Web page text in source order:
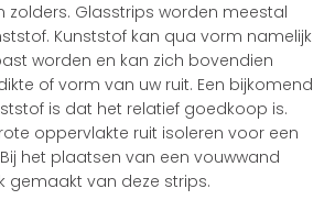
zolders. Glasstrips worden meestal
Kunststof kan qua vorm namelijk
worden en kan zich bovendien
of vorm van uw ruit. Een bijkomend
is dat het relatief goedkoop is.
oppervlakte ruit isoleren voor een
het plaatsen van een vouwwand
gemaakt van deze strips.